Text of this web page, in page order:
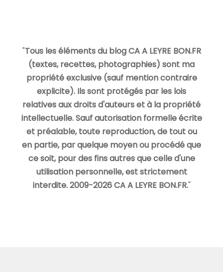
"Tous les éléments du blog CA A LEYRE BON.FR
(textes, recettes, photographies) sont ma
propriété exclusive (sauf mention contraire
explicite). Ils sont protégés par les lois
relatives aux droits d'auteurs et à la propriété
intellectuelle. Sauf autorisation formelle écrite
et préalable, toute reproduction, de tout ou
en partie, par quelque moyen ou procédé que
ce soit, pour des fins autres que celle d'une
utilisation personnelle, est strictement
interdite. 2009-2026 CA A LEYRE BON.FR."